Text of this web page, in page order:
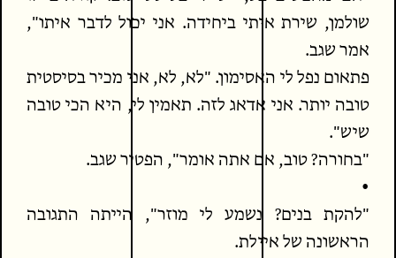
שולמן, שירת איתי ביחידה. אני יכול לדבר איתו",
אמר שגב.
פתאום נפל לי האסימון. "לא, לא, אני מכיר בסיסטית
טובה יותר. אני אדאג לזה. תאמין לי, היא הכי טובה
שיש".
"בחורה? טוב, אם אתה אומר", הפטיר שגב.
•
"להקת בנים? נשמע לי מוזר", הייתה התגובה
הראשונה של איילת.